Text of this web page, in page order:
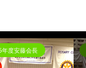
年度安藤会長